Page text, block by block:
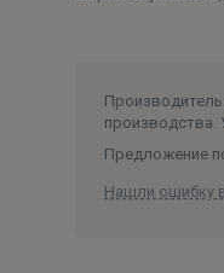
производства.
Предложение
Нашли ошибку